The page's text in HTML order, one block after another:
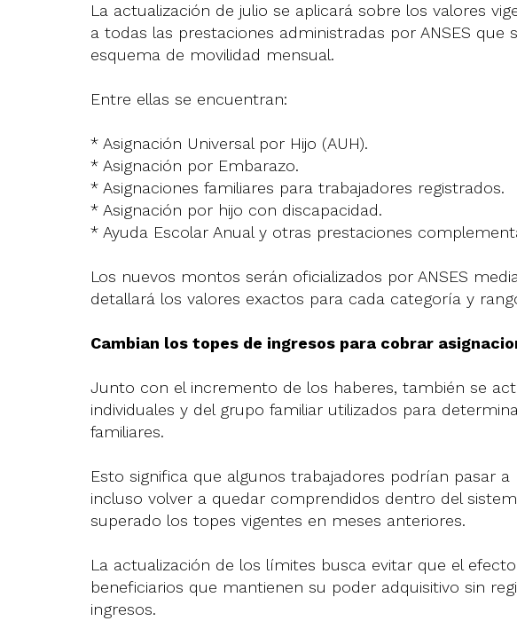
La actualización de julio se aplicará sobre los valores
a todas las prestaciones administradas por ANSES que
esquema de movilidad mensual.
Entre ellas se encuentran:
* Asignación Universal por Hijo (AUH).
* Asignación por Embarazo.
* Asignaciones familiares para trabajadores registrados.
* Asignación por hijo con discapacidad.
* Ayuda Escolar Anual y otras prestaciones
Los nuevos montos serán oficializados por ANSES
detallará los valores exactos para cada categoría y
Cambian los topes de ingresos para cobrar
Junto con el incremento de los haberes, también se
individuales y del grupo familiar utilizados para
familiares.
Esto significa que algunos trabajadores podrían pasar
incluso volver a quedar comprendidos dentro del
superado los topes vigentes en meses anteriores.
La actualización de los límites busca evitar que el
beneficiarios que mantienen su poder adquisitivo sin
ingresos.